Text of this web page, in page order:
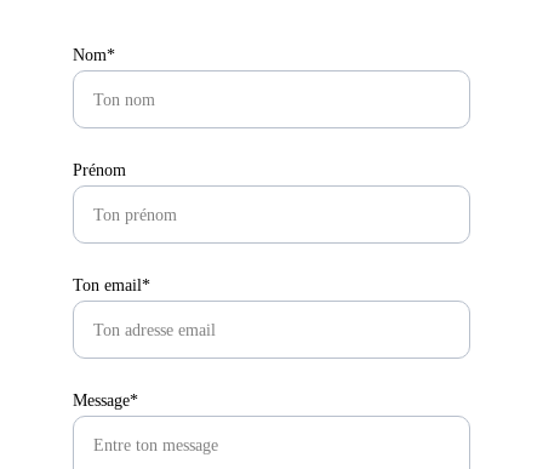
Nom*
Prénom
Ton email*
Message*